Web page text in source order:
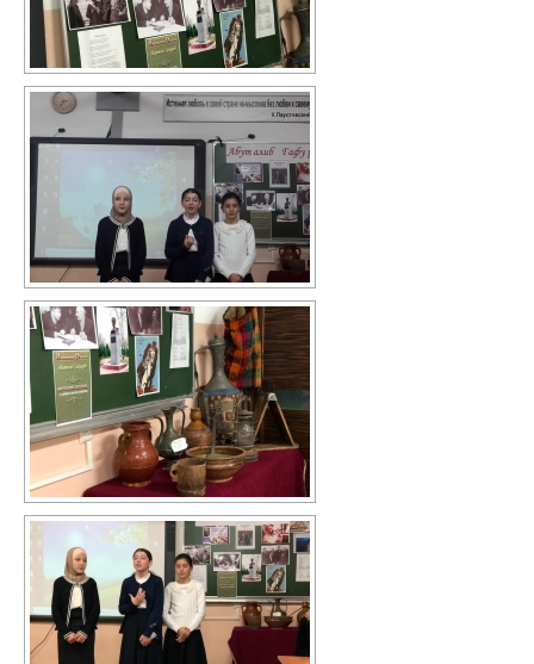
Каталог художественной литературы
В помощь библиотекарю
Справки по проверкам
План мероприятий
Методические рекомендации
ВПР-2026
Контакты
Для сведения